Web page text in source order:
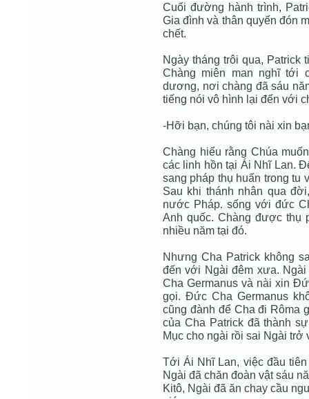
Cuối đường hành trình,
Gia đình và thân quyến đón
chết.
Ngày tháng trôi qua, Patrick
Chàng miên man nghĩ tới
dương, nơi chàng đã sáu
tiếng nói vô hình lại đến với
-Hỡi bạn, chúng tôi nài xin
Chàng hiểu rằng Chúa
các linh hồn tại Ái Nhĩ Lan.
sang pháp thụ huấn trong tu
Sau khi thánh nhân qua
nước Pháp. sống với đức
Anh quốc. Chàng được thụ
nhiều năm tại đó.
Nhưng Cha Patrick không
đến với Ngài đêm xưa.
Cha Germanus và nài xin
gọi. Đức Cha Germanus
cũng đành để Cha đi Rôma
của Cha Patrick đã thành
Mục cho ngài rồi sai Ngài trở
Tới Ái Nhĩ Lan, việc đầu
Ngài đã chăn đoàn vật sáu
Kitô, Ngài đã ăn chay cầu